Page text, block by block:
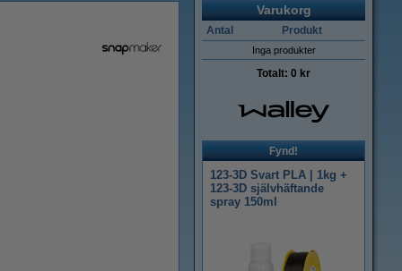
Varukorg
Antal Produkt
Inga produkter
Totalt: 0 kr
Fynd!
123-3D Svart PLA | 1kg +
123-3D självhäftande
spray 150ml